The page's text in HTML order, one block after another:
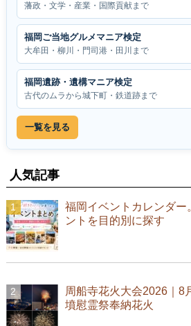
藩政・文学・産業・国際貢献まで
福岡ご当地グルメマニア検定
大牟田・柳川・門司港・田川まで
福岡遺跡・遺構マニア検定
古代のムラから城下町・鉄道跡まで
一覧を見る
人気記事
福岡イベントカレンダ
ントを目的別に探す
周船寺花火大会2026｜8
墳慰霊祭奉納花火